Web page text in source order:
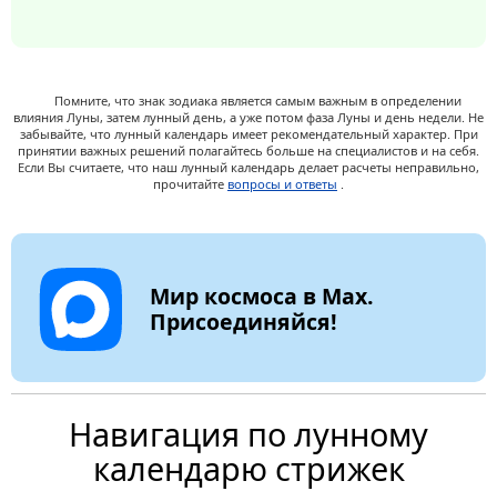
Помните, что знак зодиака является самым важным в определении
влияния Луны, затем лунный день, а уже потом фаза Луны и день недели. Не
забывайте, что лунный календарь имеет рекомендательный характер. При
принятии важных решений полагайтесь больше на специалистов и на себя.
Если Вы считаете, что наш лунный календарь делает расчеты неправильно,
прочитайте вопросы и ответы .
Мир космоса в Max.
Присоединяйся!
Навигация по лунному
календарю стрижек